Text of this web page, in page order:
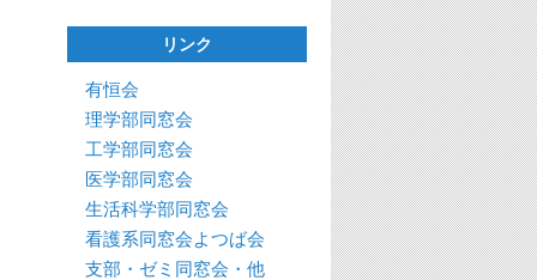
リンク
有恒会
理学部同窓会
工学部同窓会
医学部同窓会
生活科学部同窓会
看護系同窓会よつば会
支部・ゼミ同窓会・他